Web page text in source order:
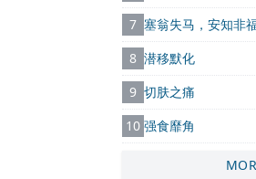
7 塞翁失马，安知非
8 潜移默化
9 切肤之痛
10 强食靡角